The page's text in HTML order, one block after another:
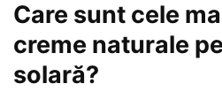
Care sunt cele
creme naturale
solară?